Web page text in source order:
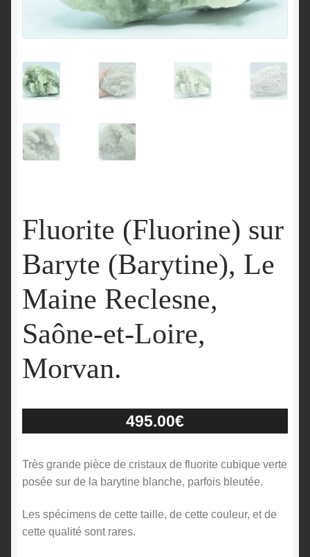
English
Fluorite (Fluorine) sur
Baryte (Barytine), Le
Maine Reclesne,
Saône-et-Loire,
Morvan.
495.00€
Très grande pièce de cristaux de fluorite cubique verte
posée sur de la barytine blanche, parfois bleutée.
Les spécimens de cette taille, de cette couleur, et de
cette qualité sont rares.